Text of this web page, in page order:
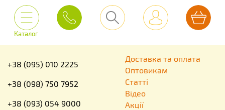
Каталог
+38 (095) 010 2225
+38 (098) 750 7952
+38 (093) 054 9000
Доставка та оплата
Оптовикам
Статті
Відео
Акції